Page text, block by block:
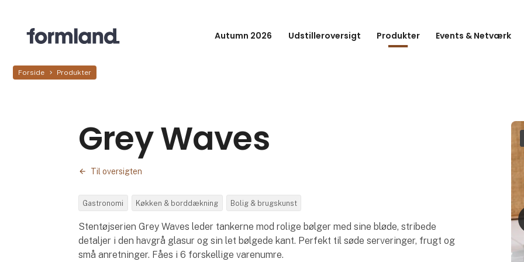
Autumn 2026 Udstilleroversigt Produkter Events & Netværk
Forside Produkter
Grey Waves
Til oversigten
Gastronomi Køkken & borddækning Bolig & brugskunst
Stentøjserien Grey Waves leder tankerne mod rolige bølger med sine bløde, stribede
detaljer i den havgrå glasur og sin let bølgede kant. Perfekt til søde serveringer, frugt og
små anretninger. Fåes i 6 forskellige varenumre.